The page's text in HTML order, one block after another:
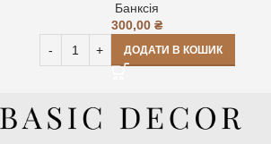
Банксія
300,00₴
ДОДАТИ В КОШИК